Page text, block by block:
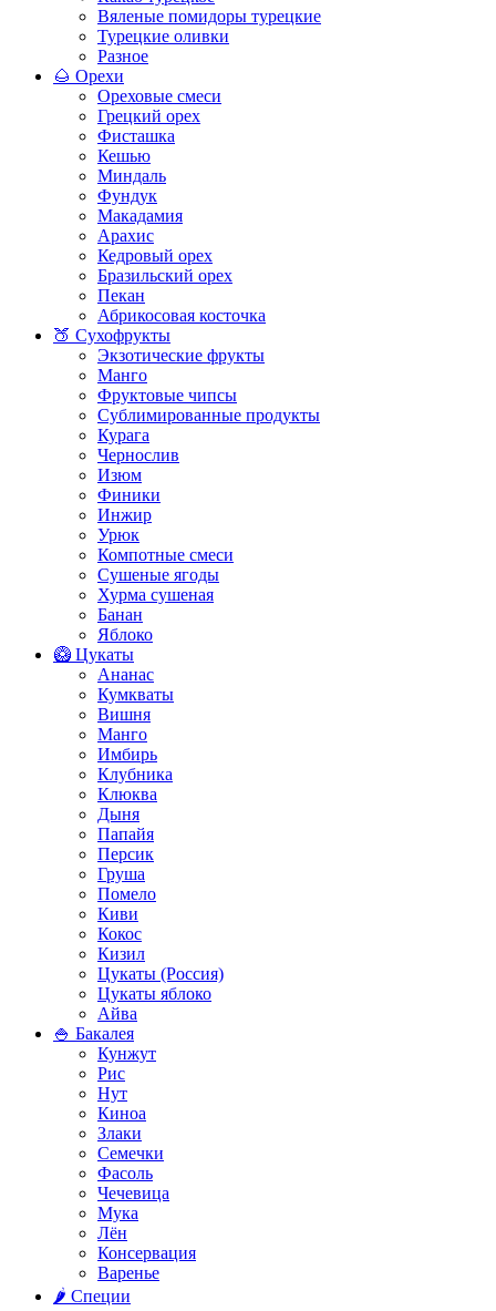
Вяленые помидоры турецкие
Турецкие оливки
Разное
🌰 Орехи
Ореховые смеси
Грецкий орех
Фисташка
Кешью
Миндаль
Фундук
Макадамия
Арахис
Кедровый орех
Бразильский орех
Пекан
Абрикосовая косточка
🍑 Сухофрукты
Экзотические фрукты
Манго
Фруктовые чипсы
Сублимированные продукты
Курага
Чернослив
Изюм
Финики
Инжир
Урюк
Компотные смеси
Сушеные ягоды
Хурма сушеная
Банан
Яблоко
🥝 Цукаты
Ананас
Кумкваты
Вишня
Манго
Имбирь
Клубника
Клюква
Дыня
Папайя
Персик
Груша
Помело
Киви
Кокос
Кизил
Цукаты (Россия)
Цукаты яблоко
Айва
🍚 Бакалея
Кунжут
Рис
Нут
Киноа
Злаки
Семечки
Фасоль
Чечевица
Мука
Лён
Консервация
Варенье
🌶️ Специи